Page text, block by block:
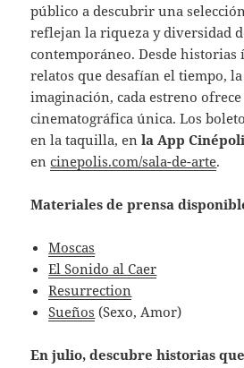
público a descubrir una
reflejan la riqueza y diversidad
contemporáneo. Desde historias
relatos que desafían el tiempo,
imaginación, cada estreno
cinematográfica única. Los
en la taquilla, enla App
encinepolis.com/sala-de-arte.
Materiales de prensa
Moscas
El Sonido al Caer
Resurrection
Sueños (Sexo, Amor)
En julio, descubre historias